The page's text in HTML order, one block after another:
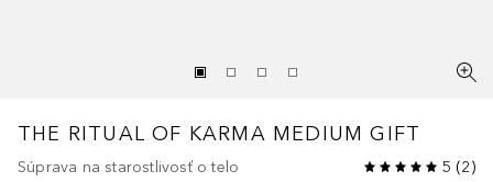
THE RITUAL OF KARMA MEDIUM GIFT
Súprava na starostlivosť o telo 5 (2)